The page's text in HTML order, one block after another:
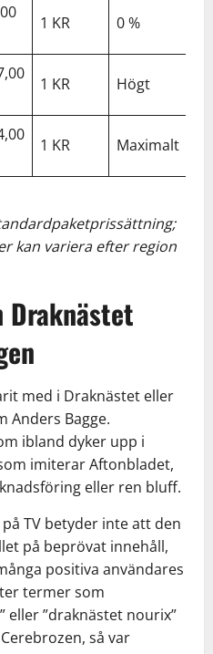
1 KR 0 %
1 KR Högt
1 KR Maximalt
kan variera efter region
Draknästet
med i Draknästet eller
Anders Bagge.
ibland dyker upp i
imiterar Aftonbladet,
eller ren bluff.
TV betyder inte att den
på beprövat innehåll,
positiva användares
termer som
eller ”draknästet nourix”
så var